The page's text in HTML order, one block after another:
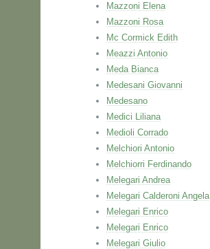
Mazzoni Elena
Mazzoni Rosa
Mc Cormick Edith
Meazzi Antonio
Meda Bianca
Medesani Giovanni
Medesano
Medici Liliana
Medioli Corrado
Melchiori Antonio
Melchiorri Ferdinando
Melegari Andrea
Melegari Calderoni Angela
Melegari Enrico
Melegari Enrico
Melegari Giulio